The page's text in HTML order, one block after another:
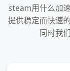
steam用什么加
提供稳定而快速
同时我